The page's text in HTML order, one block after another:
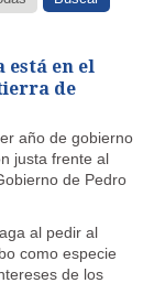
está en el
de
año de gobierno
justa frente al
de Pedro
al pedir al
como especie
de los